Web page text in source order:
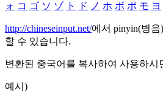
ォ コ ゴ ソ ゾ ト ド ノ ホ ボ ポ モ ヨ
http://chineseinput.net/에서 pinyin(병
할 수 있습니다.
변환된 중국어를 복사하여 사용하시
예시)